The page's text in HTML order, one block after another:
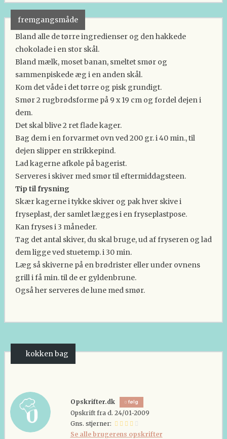
fremgangsmåde
Bland alle de tørre ingredienser og den hakkede
chokolade i en stor skål.
Bland mælk, moset banan, smeltet smør og
sammenpiskede æg i en anden skål.
Kom det våde i det tørre og pisk grundigt.
Smør 2 rugbrødsforme på 9 x 19 cm og fordel dejen i
dem.
Det skal blive 2 ret flade kager.
Bag dem i en forvarmet ovn ved 200 gr. i 40 min., til
dejen slipper en strikkepind.
Lad kagerne afkøle på bagerist.
Serveres i skiver med smør til eftermiddagsteen.
Tip til frysning
Skær kagerne i tykke skiver og pak hver skive i
fryseplast, der samlet lægges i en fryseplastpose.
Kan fryses i 3 måneder.
Tag det antal skiver, du skal bruge, ud af fryseren og lad
dem ligge ved stuetemp. i 30 min.
Læg så skiverne på en brødrister eller under ovnens
grill i få min. til de er gyldenbrune.
Også her serveres de lune med smør.
kokken bag
Opskrifter.dk følg
Opskrift fra d. 24/01-2009
Gns. stjerner:
Se alle brugerens opskrifter